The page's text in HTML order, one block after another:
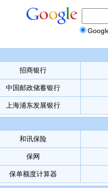
招商银行
中国邮政储蓄银行
上海浦东发展银行
和讯保险
保网
保单额度计算器